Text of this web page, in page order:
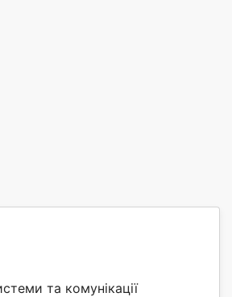
та комунікації